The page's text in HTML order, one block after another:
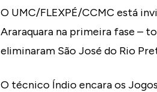
O UMC/FLEXPÉ/CCMC está
Araraquara na primeira fase –
eliminaram São José do Rio
O técnico Índio encara os